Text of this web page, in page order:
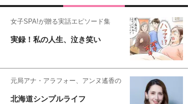
女子SPA!が贈る実話エピソード集
実録！私の人生、泣き笑い
元局アナ・アラフォー、アンヌ遙香の
北海道シンプルライフ